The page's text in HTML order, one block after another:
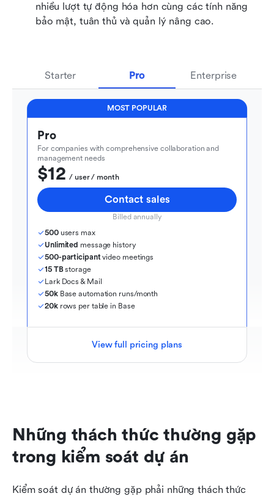
nhiều lượt tự động hóa hơn cùng các tính năng
bảo mật, tuân thủ và quản lý nâng cao.
Starter Pro Enterprise
MOST POPULAR
Pro
For companies with comprehensive collaboration and
management needs
$12
  / user / month
Contact sales
Billed annually
500 users max
Unlimited message history
500-participant video meetings
15 TB storage
Lark Docs & Mail
50k Base automation runs/month
20k rows per table in Base
View full pricing plans
Những thách thức thường gặp
trong kiểm soát dự án
Kiểm soát dự án thường gặp phải những thách thức